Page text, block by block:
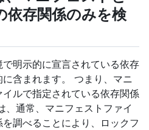
依存関係のみを検
明示的に宣言されている依存
含まれます。 つまり、マニ
ルで指定されている依存関係
、通常、マニフェストファイ
調べることにより、ロックフ